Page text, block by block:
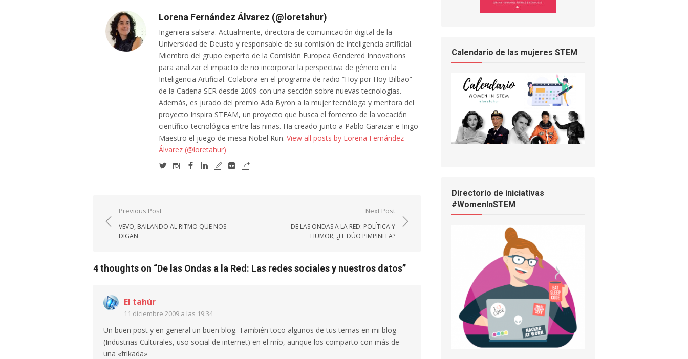
Lorena Fernández Álvarez (@loretahur)
Ingeniera salsera. Actualmente, directora de comunicación digital de la
Universidad de Deusto y responsable de su comisión de inteligencia artificial.
Miembro del grupo experto de la Comisión Europea Gendered Innovations
para analizar el impacto de no incorporar la perspectiva de género en la
Inteligencia Artificial. Colabora en el programa de radio “Hoy por Hoy Bilbao”
de la Cadena SER desde 2009 con una sección sobre nuevas tecnologías.
Además, es jurado del premio Ada Byron a la mujer tecnóloga y mentora del
proyecto Inspira STEAM, un proyecto que busca el fomento de la vocación
científico-tecnológica entre las niñas. Ha creado junto a Pablo Garaizar e Iñigo
Maestro el juego de mesa Nobel Run. View all posts by Lorena Fernández
Álvarez (@loretahur)
Navegación
de
entradas
Previous Post
VEVO, BAILANDO AL RITMO QUE NOS
DIGAN
Next Post
DE LAS ONDAS A LA RED: POLÍTICA Y
HUMOR, ¿EL DÚO PIMPINELA?
4 thoughts on “De las Ondas a la Red: Las redes sociales y nuestros datos”
El tahúr
11 diciembre 2009 a las 19:34
Un buen post y en general un buen blog. También toco algunos de tus temas en mi blog
(Industrias Culturales, uso social de internet) en el mío, aunque los comparto con más de
una «frikada»
Calendario de las mujeres STEM
Directorio de iniciativas
#WomenInSTEM